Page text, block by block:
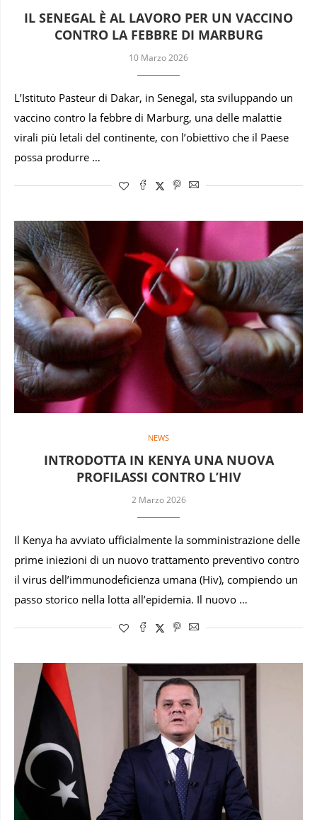
IL SENEGAL È AL LAVORO PER UN VACCINO
CONTRO LA FEBBRE DI MARBURG
10 Marzo 2026
L’Istituto Pasteur di Dakar, in Senegal, sta sviluppando un
vaccino contro la febbre di Marburg, una delle malattie
virali più letali del continente, con l’obiettivo che il Paese
possa produrre …
NEWS
INTRODOTTA IN KENYA UNA NUOVA
PROFILASSI CONTRO L’HIV
2 Marzo 2026
Il Kenya ha avviato ufficialmente la somministrazione delle
prime iniezioni di un nuovo trattamento preventivo contro
il virus dell’immunodeficienza umana (Hiv), compiendo un
passo storico nella lotta all’epidemia. Il nuovo …